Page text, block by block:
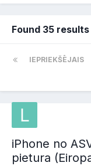
Found 35 results
IEPRIEKŠĒJAIS
iPhone no
pietura